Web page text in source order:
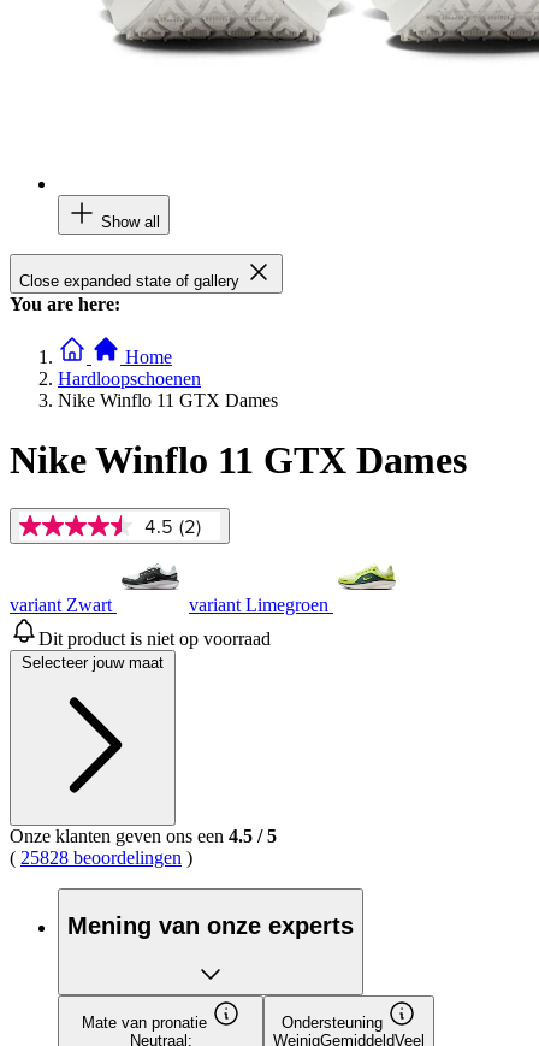
Show all
Close expanded state of gallery
You are here:
Home
Hardloopschoenen
Nike Winflo 11 GTX Dames
Nike Winflo 11 GTX Dames
4.5
gemiddelde
scorewaarde.
Read
2
Dezelfde
paginalink.
4.5 (2)
variant Zwart
variant Limegroen
Dit product is niet op voorraad
Selecteer jouw maat
Onze klanten geven ons een 4.5 /5
( 25828 beoordelingen )
Mening van onze experts
Mate van pronatie
Neutraal:
Ondersteuning
WeinigGemiddeldVeel